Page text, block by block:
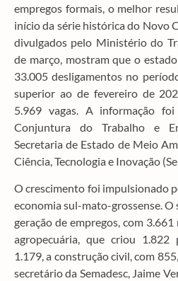
empregos formais, o melhor
início da série histórica do Novo
divulgados pelo Ministério do
de março, mostram que o
33.005 desligamentos no
superior ao de fevereiro de
5.969 vagas. A informação
Conjuntura do Trabalho e
Secretaria de Estado de Meio
Ciência, Tecnologia e Inovação
O crescimento foi impulsionado
economia sul-mato-grossense.
geração de empregos, com
agropecuária, que criou
1.179, a construção civil, com
secretário da Semadesc, Jaime